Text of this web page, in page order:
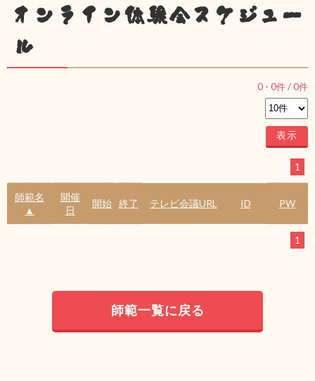
オンライン体験会スケジュー
ル
0 - 0件 /0件
1
師範名
▲
開催
日
開始 終了 テレビ会議URL ID PW
1
師範一覧に戻る